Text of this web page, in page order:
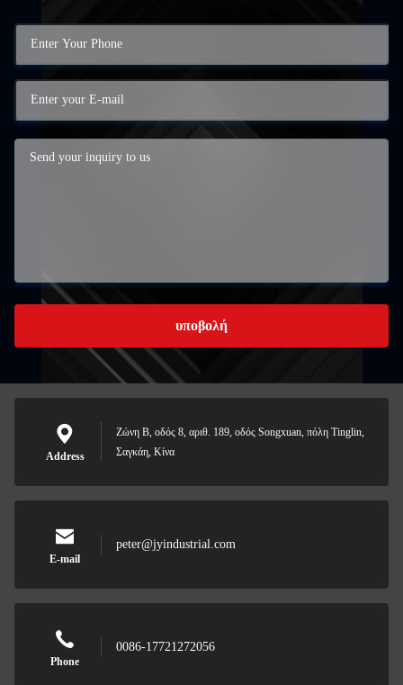
υποβολή
Address
Ζώνη Β, οδός 8, αριθ. 189, οδός Songxuan, πόλη Tinglin,
Σαγκάη, Κίνα
E-mail
peter@jyindustrial.com
Phone
0086-17721272056